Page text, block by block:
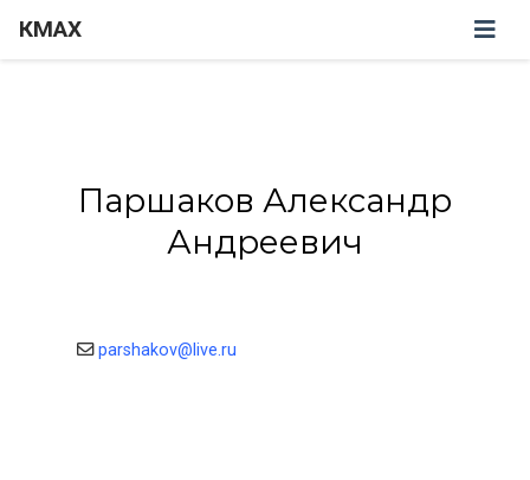
КМАХ
Паршаков Александр
Андреевич
parshakov@live.ru